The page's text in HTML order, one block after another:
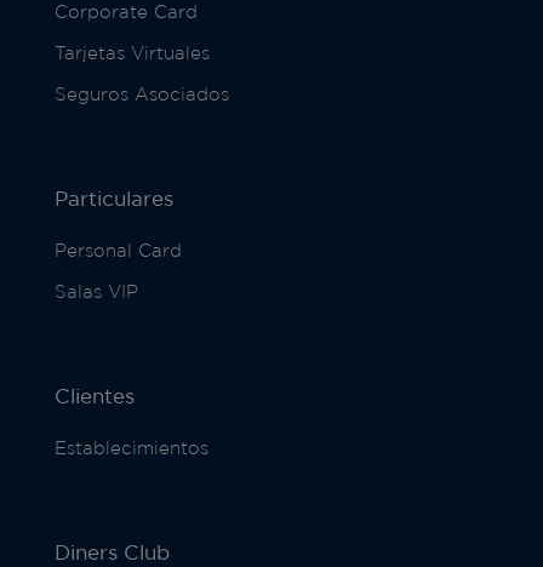
Corporate Card
Tarjetas Virtuales
Seguros Asociados
Particulares
Personal Card
Salas VIP
Clientes
Establecimientos
Diners Club